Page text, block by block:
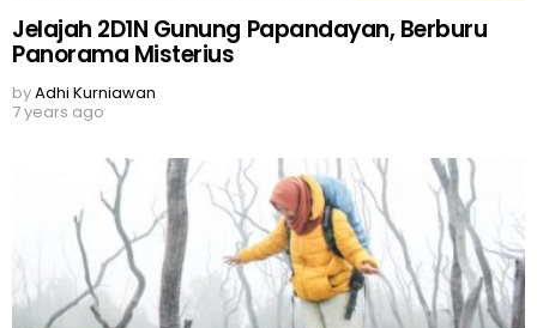
Jelajah 2D1N Gunung Papandayan, Berburu
Panorama Misterius
byAdhi Kurniawan
7 years ago